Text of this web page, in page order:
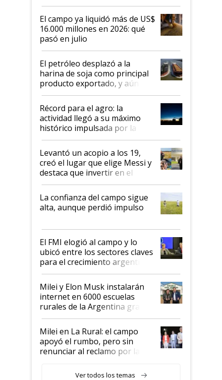
El campo ya liquidó más de US$
16.000 millones en 2026: qué
pasó en julio
El petróleo desplazó a la
harina de soja como principal
producto exportado, y aún así
el agro aportó casi seis de cada
diez dólares y sostuvo el
liderazgo en un semestre
récord
Récord para el agro: la
actividad llegó a su máximo
histórico impulsada por la
cosecha y las exportaciones
Levantó un acopio a los 19,
creó el lugar que elige Messi y
destaca que invertir en el
kirchnerismo era como "darle
plata a un hijo para droga":
Juan Félix Rossetti, el libertario
que de una dura crisis salió
de Milei
La confianza del campo sigue
alta, aunque perdió impulso
El FMI elogió al campo y lo
ubicó entre los sectores claves
para el crecimiento argentino
Milei y Elon Musk instalarán
internet en 6000 escuelas
rurales de la Argentina gracias
a un acuerdo con Starlink
Milei en La Rural: el campo
apoyó el rumbo, pero sin
renunciar al reclamo por las
Ver todos los temas